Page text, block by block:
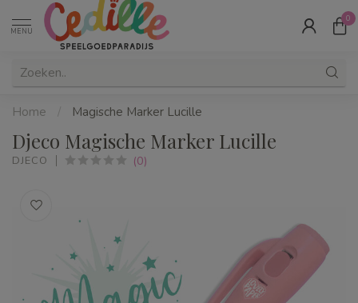
MENU
0
Home / Magische Marker Lucille
Djeco Magische Marker Lucille
DJECO (0)